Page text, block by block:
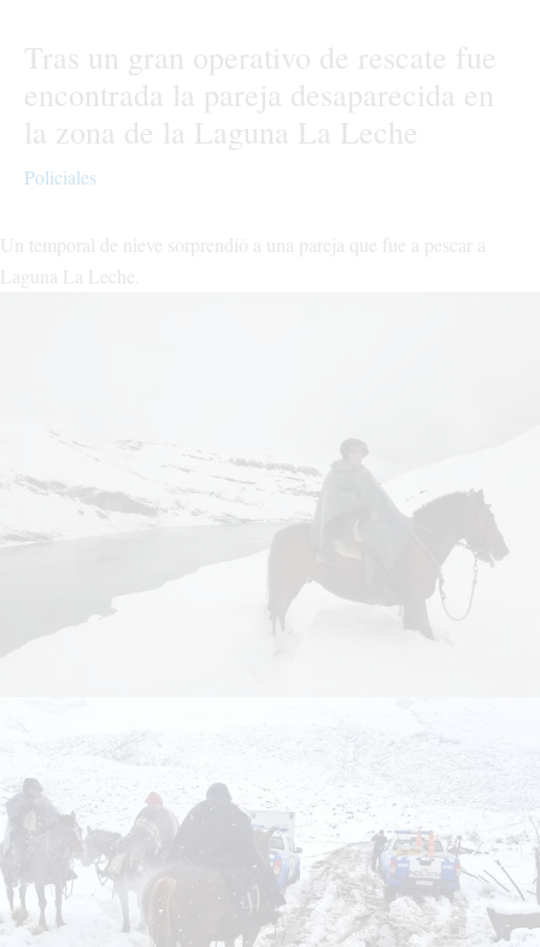
Tras un gran operativo de rescate fue
encontrada la pareja desaparecida en
la zona de la Laguna La Leche
Policiales
Un temporal de nieve sorprendió a una pareja que fue a pescar a
Laguna La Leche.